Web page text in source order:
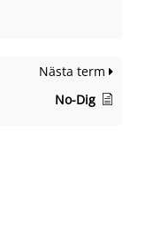
Nästa term
No-Dig